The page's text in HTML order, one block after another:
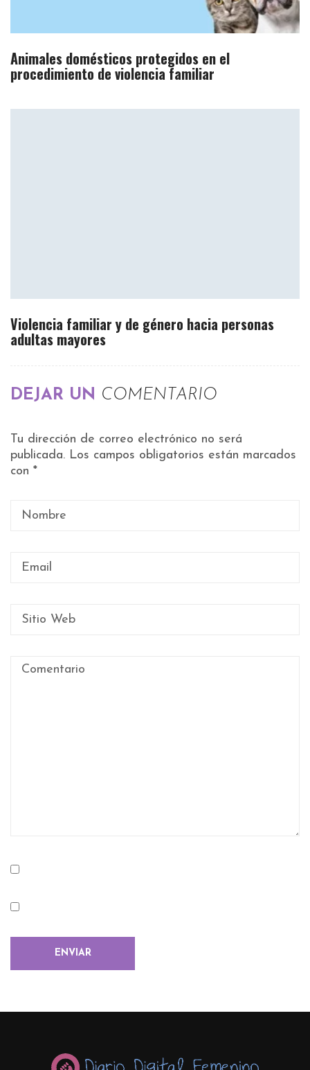
Animales domésticos protegidos en el
procedimiento de violencia familiar
Violencia familiar y de género hacia personas
adultas mayores
DEJAR UN COMENTARIO
Tu dirección de correo electrónico no será
publicada. Los campos obligatorios están marcados
con *